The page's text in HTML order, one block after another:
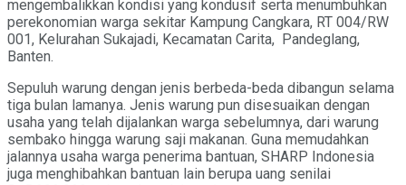
mengembalikkan kondisi yang kondusif serta menumbuhkan
perekonomian warga sekitar Kampung Cangkara, RT 004/RW
001, Kelurahan Sukajadi, Kecamatan Carita, Pandeglang,
Banten.
Sepuluh warung dengan jenis berbeda-beda dibangun selama
tiga bulan lamanya. Jenis warung pun disesuaikan dengan
usaha yang telah dijalankan warga sebelumnya, dari warung
sembako hingga warung saji makanan. Guna memudahkan
jalannya usaha warga penerima bantuan, SHARP Indonesia
juga menghibahkan bantuan lain berupa uang senilai